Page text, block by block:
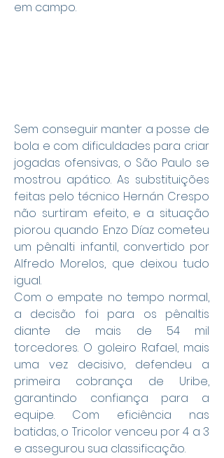
em campo.
Sem conseguir manter a posse de
bola e com dificuldades para criar
jogadas ofensivas, o São Paulo se
mostrou apático. As substituições
feitas pelo técnico Hernán Crespo
não surtiram efeito, e a situação
piorou quando Enzo Díaz cometeu
um pênalti infantil, convertido por
Alfredo Morelos, que deixou tudo
igual.
Com o empate no tempo normal,
a decisão foi para os pênaltis
diante de mais de 54 mil
torcedores. O goleiro Rafael, mais
uma vez decisivo, defendeu a
primeira cobrança de Uribe,
garantindo confiança para a
equipe. Com eficiência nas
batidas, o Tricolor venceu por 4 a 3
e assegurou sua classificação.